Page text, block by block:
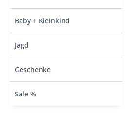
Baby + Kleinkind
Jagd
Geschenke
Sale %